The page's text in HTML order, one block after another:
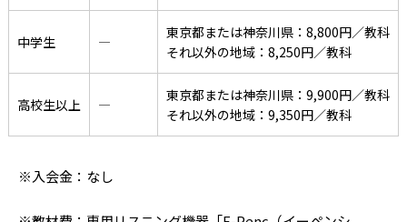
中学生 ―
東京都または神奈川県：8,800円／教科
それ以外の地域：8,250円／教科
高校生以上 ―
東京都または神奈川県：9,900円／教科
それ以外の地域：9,350円／教科
※入会金：なし